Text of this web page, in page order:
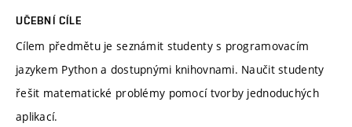
UČEBNÍ CÍLE
Cílem předmětu je seznámit studenty s programovacím
jazykem Python a dostupnými knihovnami. Naučit studenty
řešit matematické problémy pomocí tvorby jednoduchých
aplikací.